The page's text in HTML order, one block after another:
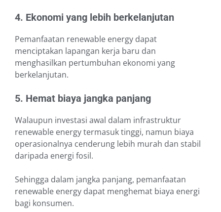
4. Ekonomi yang lebih berkelanjutan
Pemanfaatan renewable energy dapat
menciptakan lapangan kerja baru dan
menghasilkan pertumbuhan ekonomi yang
berkelanjutan.
5. Hemat biaya jangka panjang
Walaupun investasi awal dalam infrastruktur
renewable energy termasuk tinggi, namun biaya
operasionalnya cenderung lebih murah dan stabil
daripada energi fosil.
Sehingga dalam jangka panjang, pemanfaatan
renewable energy dapat menghemat biaya energi
bagi konsumen.